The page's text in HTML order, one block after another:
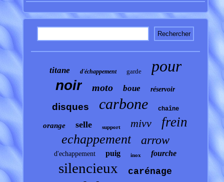
titane d'échappement garde pour
noir moto boue réservoir
disques carbone chaîne
orange selle support mivv frein
echappement arrow
d'echappement puig inox fourche
silencieux carénage